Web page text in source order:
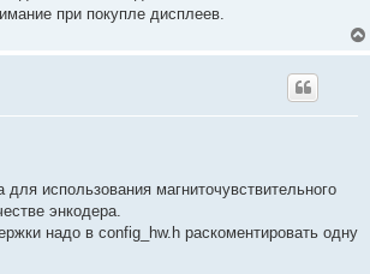
при покупле дисплеев.
для использования магниточувствительного
энкодера.
надо в config_hw.h раскоментировать одну